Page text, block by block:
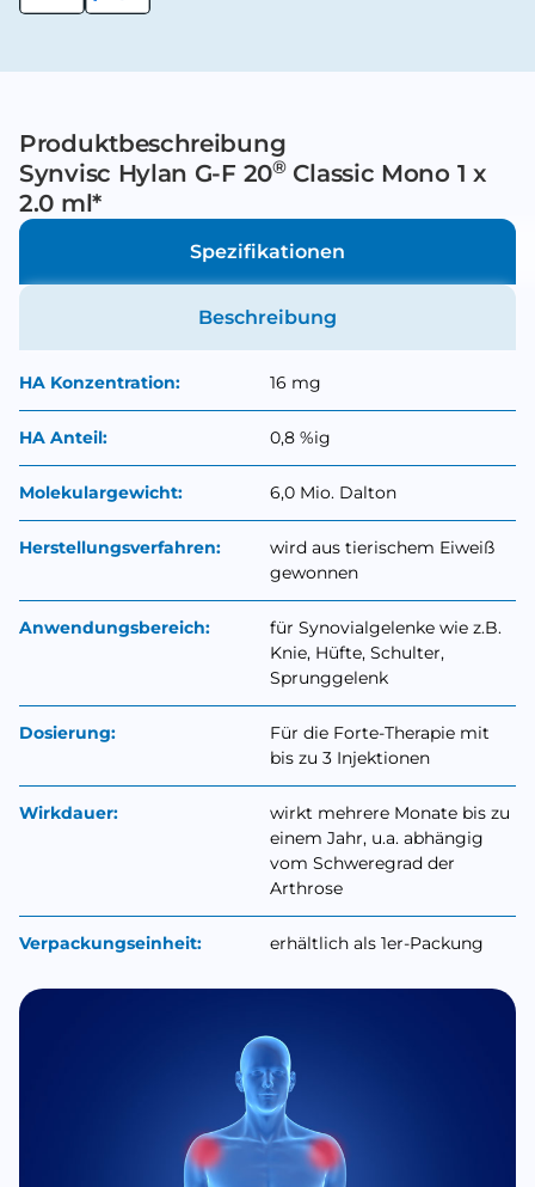
Produktbeschreibung
Synvisc Hylan G-F 20®Classic Mono 1 x
2.0 ml*
Spezifikationen
Beschreibung
HA Konzentration: 16 mg
HA Anteil: 0,8 %ig
Molekulargewicht: 6,0 Mio. Dalton
Herstellungsverfahren:
wird aus tierischem Eiweiß
gewonnen
Anwendungsbereich:
für Synovialgelenke wie z.B.
Knie, Hüfte, Schulter,
Sprunggelenk
Dosierung:
Für die Forte-Therapie mit
bis zu 3 Injektionen
Wirkdauer:
wirkt mehrere Monate bis zu
einem Jahr, u.a. abhängig
vom Schweregrad der
Arthrose
Verpackungseinheit: erhältlich als 1er-Packung